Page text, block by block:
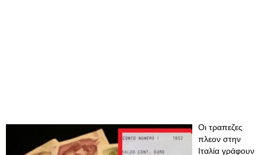
Οι τραπεζες
πλεον στην
Ιταλία γράφουν